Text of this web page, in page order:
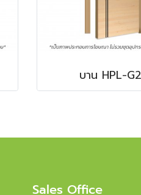
บาน HPL-
Sales Office